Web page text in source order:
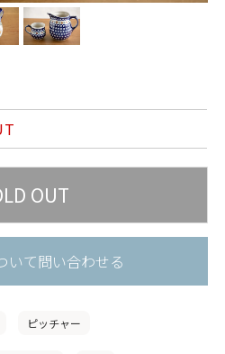
いて問い合わせる
ピッチャー